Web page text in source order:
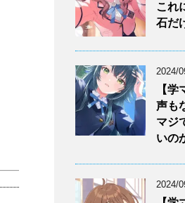
これ
石だ
2024/
【
声も
マジ
いの
2024/